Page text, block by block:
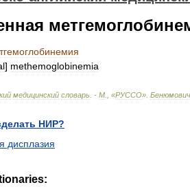
] methemoglobinemia
медицинский словарь . - М ., «РУССО» Бенюмович
НИР?
дисплазия